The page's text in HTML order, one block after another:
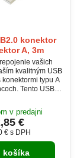
konektor
A, 3m
vašich
kvalitným USB
konektormi typu A
Tento USB-A
spoľahlivé
pripojenie.
v predajni
€
€ s DPH
košíka